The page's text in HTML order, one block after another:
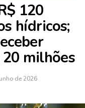
120
hídricos;
milhões
de 2026